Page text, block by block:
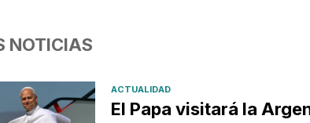
NOTICIAS
ACTUALIDAD
El Papa visitará la